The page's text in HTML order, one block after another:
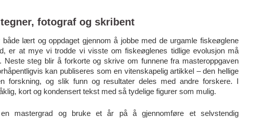
fotograf og skribent
både lært og oppdaget gjennom å jobbe med de urgamle fiskeøglene
er at mye vi trodde vi visste om fiskeøglenes tidlige evolusjon må
Neste steg blir å forkorte og skrive om funnene fra masteroppgaven
kan publiseres som en vitenskapelig artikkel – den hellige
forskning, og slik funn og resultater deles med andre forskere. I
kort og kondensert tekst med så tydelige figurer som mulig.
mastergrad og bruke et år på å gjennomføre et selvstendig